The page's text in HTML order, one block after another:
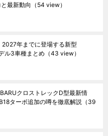
最新動向 （54 view）
2027年までに登場する新型
ル3車種まとめ （43 view）
クロストレックD型最新情
ターボ追加の噂を徹底解説 （39